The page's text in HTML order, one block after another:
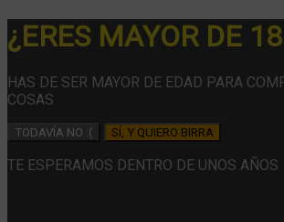
¿ERES MAYOR DE
HAS DE SER MAYOR DE EDAD PARA
COSAS
TODAVÍA NO :( SÍ, Y QUIERO BIRRA
TE ESPERAMOS DENTRO DE UNOS AÑOS